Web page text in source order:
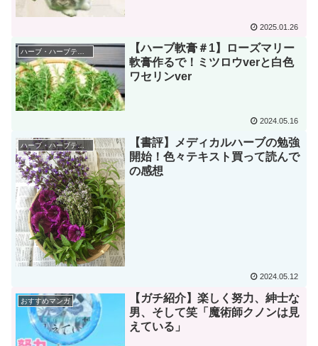
2025.01.26
【ハーブ軟膏＃1】ローズマリー
軟膏作るで！ミツロウverと白色
ワセリンver
2024.05.16
ハーブ・ハーブティーを学ぶ
【書評】メディカルハーブの勉強
開始！色々テキスト買って読んで
の感想
2024.05.12
おすすめマンガ
【ガチ紹介】楽しく努力、紳士な
男、そして笑「魔術師クノンは見
えている」